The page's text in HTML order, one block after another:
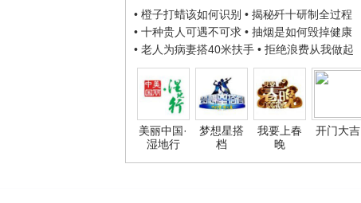
• 橙子打蜡该如何识别 • 揭秘歼十研制全过程
• 十种贵人可遇不可求 • 抽烟是如何毁掉健康
• 老人为病妻搭40米扶手 • 拒绝浪费从我做起
美丽中国·
湿地行
梦想星搭
档
我要上春
晚
开门大吉